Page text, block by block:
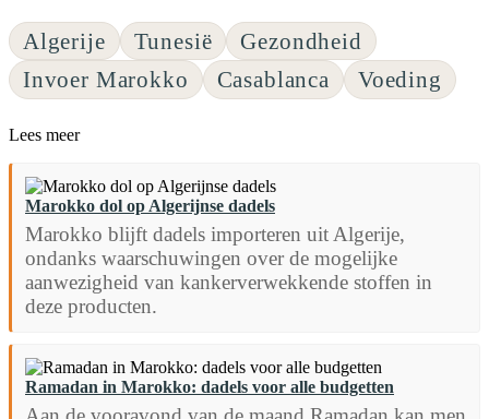
Algerije Tunesië
Gezondheid
Invoer Marokko
Casablanca Voeding
Lees meer
Marokko dol op Algerijnse dadels
Marokko blijft dadels importeren uit Algerije,
ondanks waarschuwingen over de mogelijke
aanwezigheid van kankerverwekkende stoffen in
deze producten.
Ramadan in Marokko: dadels voor alle budgetten